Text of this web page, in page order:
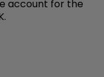
account for the